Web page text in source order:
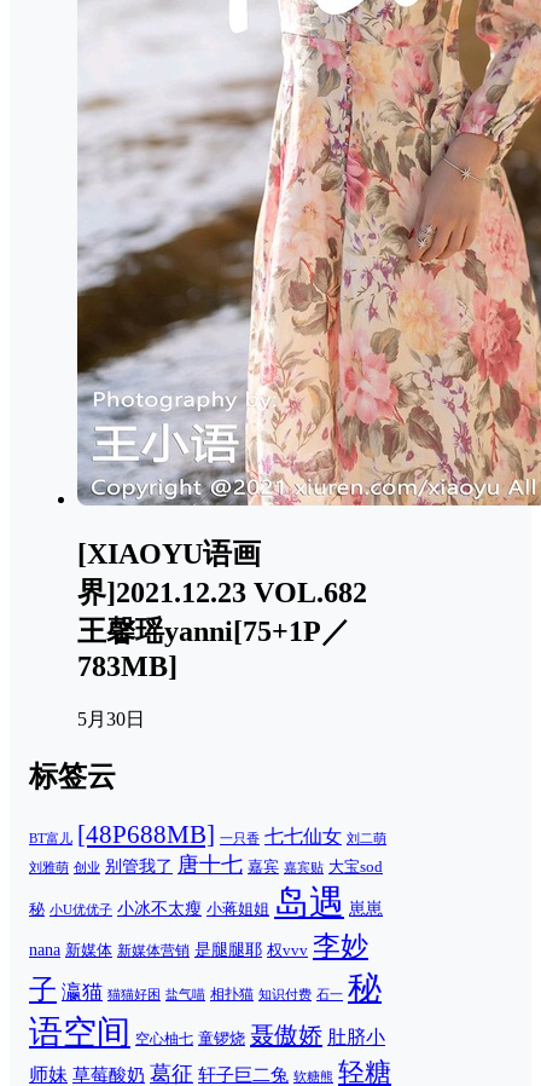
[XIAOYU语画
界]2021.12.23 VOL.682
王馨瑶yanni[75+1P／
783MB]
5月30日
标签云
BT富儿 [48P688MB] 一只香 七七仙女 刘二萌
刘雅萌 创业 别管我了 唐十七 嘉宾 嘉宾贴 大宝sod
秘 小U优优子 小冰不太瘦 小蒋姐姐 岛遇 崽崽
nana 新媒体 新媒体营销 是腿腿耶 权vvv 李妙
子 瀛猫 猫猫好困 盐气喵 相扑猫 知识付费 石一 秘
语空间
空心柚七 童锣烧 聂傲娇 肚脐小
师妹 草莓酸奶 葛征 轩子巨二兔 软糖熊 轻糖